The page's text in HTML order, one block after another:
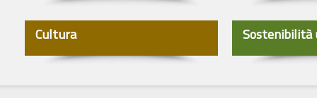
Cultura Sostenibilità